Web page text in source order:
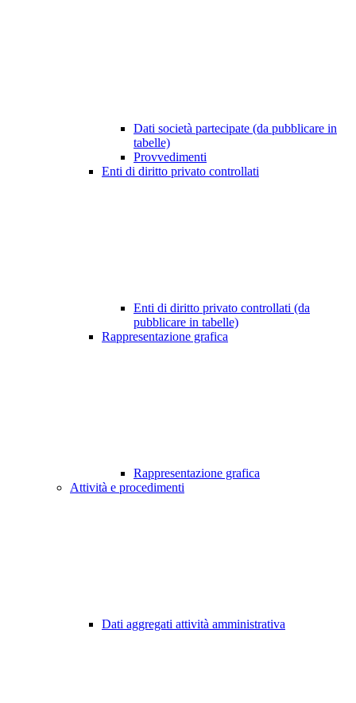
Dati società partecipate (da pubblicare in
tabelle)
Provvedimenti
Enti di diritto privato controllati
Enti di diritto privato controllati (da
pubblicare in tabelle)
Rappresentazione grafica
Rappresentazione grafica
Attività e procedimenti
Dati aggregati attività amministrativa